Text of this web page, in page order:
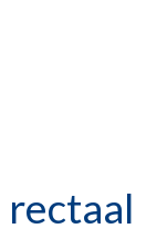
rectaal